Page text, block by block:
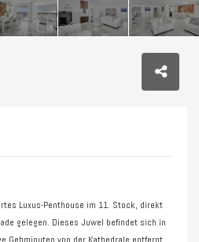
Luxus-Penthouse im 11. Stock, direkt
gelegen. Dieses Juwel befindet sich in
Gehminuten von der Kathedrale entfernt